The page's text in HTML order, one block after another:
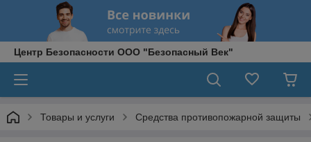
Центр Безопасности ООО "Безопасный Век"
Товары и услуги Средства противопожарной защиты